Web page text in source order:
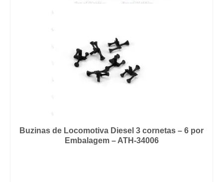
Buzinas de Locomotiva Diesel 3 cornetas – 6 por
Embalagem – ATH-34006